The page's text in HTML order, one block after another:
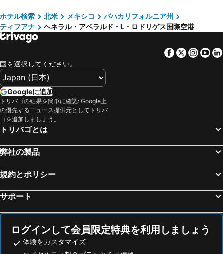
Hotel Real Inn
Studio 6 Suites San Ysidro CA San Diego South Bay
ベストウェスタン プラス マリーナ ゲートウェイ ホテル
City Express Junior by Marriott Tijuana Otay
Hotel Grand One Plaza
ザ ランブラー モーテル
SpringHill Suites by Marriott Chula Vista Eastlake
ホテル フロンティエレ
Residence Inn by Marriott San Diego Chula Vista
エル プリメロ ブティック B&B ホテル
Hotel Ht Ole
ホテル サン フアン イン
クオリティ スイーツ サン ディエゴ オテイ メサ
Motel 6 Chula Vista, CA - San Diego
Del Amo Fashion Center
Gaslamp District
オンタリオ国際空港
Santa Fe Depot
Little Italy
John Wayne Airport
ヘネラル・アベラルド・L・ロドリゲス国際空港
San Diego Zoo
Ontario Mills
Port of San Diego
Old Town State Park
Mission Bay Park
Pacific Beach
Fullerton Municipal Airport
NDSS SYMPOSIUM
Mission Bay Golf Course and Practice Centre
City National Grove of Anaheim
Port of Los Angeles
Big Bear Mountain
Snapdragon Stadium
ホテル検索 北米 メキシコ
バハカリフォルニア州
ティフアナ
ヘネラル・アベラルド・L・ロドリゲス国際空港
Facebook
Twitter
国を選択してください。
Googleに追加
トリバゴの結果を簡単に確認: Google上
の優先するニュース提供元としてトリバ
ゴを追加しましょう。
トリバゴとは
弊社の製品
規約とポリシー
サポート
ログインして会員限定特典を利用しましょう
体験をカスタマイズ